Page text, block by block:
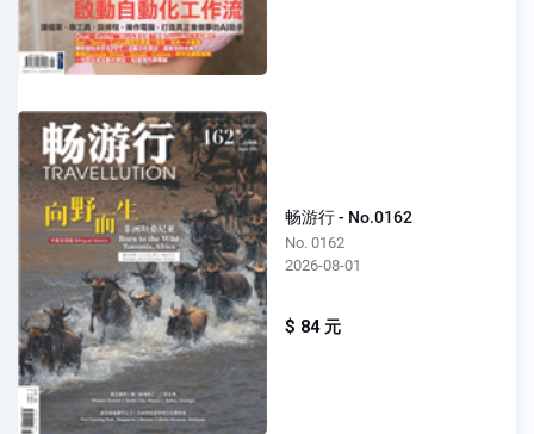
畅游行 - No.0162
No. 0162
2026-08-01
$ 84 元